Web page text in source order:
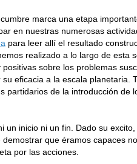
marca una etapa
en nuestras numerosas
para leer allí el resultado
realizado a lo largo de esta
sobre los problemas
eficacia a la escala planetaria.
partidarios de la introducción de
un inicio ni un fin. Dado su
que éramos capaces
por las acciones.